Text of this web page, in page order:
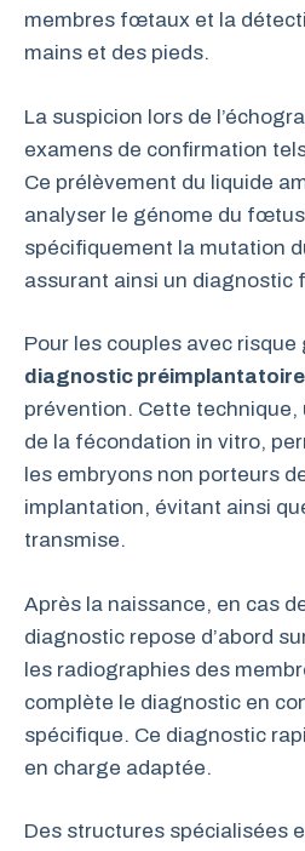
membres fœtaux et la
mains et des pieds.
La suspicion lors de
examens de confirmation
Ce prélèvement du liquide
analyser le génome du
spécifiquement la mutation
assurant ainsi un diagnostic
Pour les couples avec
diagnostic préimplantatoire
prévention. Cette technique,
de la fécondation in vitro,
les embryons non porteurs
implantation, évitant ainsi
transmise.
Après la naissance, en cas
diagnostic repose d’abord
les radiographies des
complète le diagnostic en
spécifique. Ce diagnostic
en charge adaptée.
Des structures spécialisées